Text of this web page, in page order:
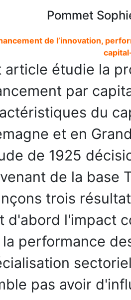
Pommet
de l’innovation,
article étudie la
par
du
et en
de 1925
de la base
trois
d'abord l'impact
performance
pas avoir